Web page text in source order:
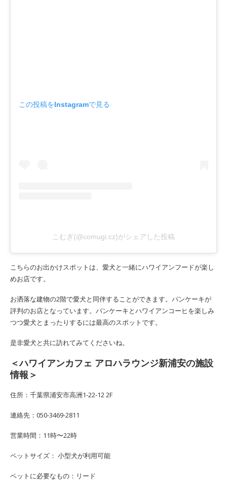
この投稿をInstagramで見る
こむぎ(@comugi.cz)がシェアした投稿
こちらのお出かけスポットは、愛犬と一緒にハワイアンフードが楽し
めお店です。
お洒落な建物の2階で愛犬と同伴することができます。パンケーキが
評判のお店となっています。パンケーキとハワイアンコーヒを楽しみ
つつ愛犬とまったりするには最高のスポットです。
是非愛犬と共に訪れてみてくださいね。
＜ハワイアンカフェ アロハラウンジ新浦安の施設
情報＞
住所：千葉県浦安市高洲1-22-12 2F
連絡先：050-3469-2811
営業時間：11時〜22時
ペットサイズ： 小型犬が利用可能
ペットに必要なもの：リード